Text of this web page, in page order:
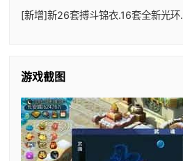
[新增]新26套搏斗锦衣.16套全新光环.
游戏截图